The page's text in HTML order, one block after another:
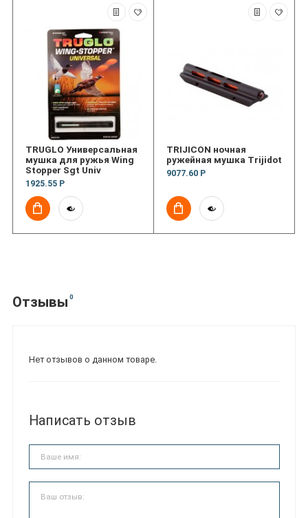
TRUGLO Универсальная
мушка для ружья Wing
Stopper Sgt Univ
1925.55 Р
TRIJICON ночная
ружейная мушка Trijidot
9077.60 Р
Отзывы 0
Нет отзывов о данном товаре.
Написать отзыв